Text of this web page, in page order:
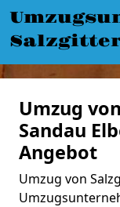
Umzug
Sandau
Angebot
Umzug von